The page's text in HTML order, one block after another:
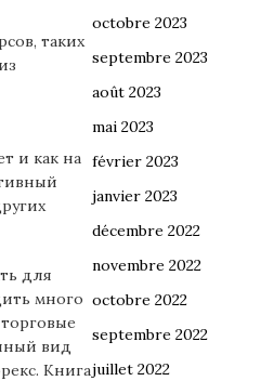
таких
и как на
для
много
вид
Книга
octobre 2023
septembre 2023
août 2023
mai 2023
février 2023
janvier 2023
décembre 2022
novembre 2022
octobre 2022
septembre 2022
juillet 2022